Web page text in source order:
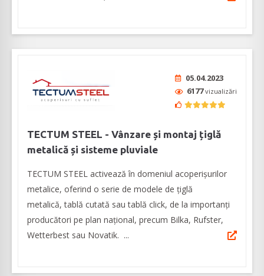
05.04.2023
6177vizualizări
TECTUM STEEL - Vânzare și montaj țiglă
metalică și sisteme pluviale
TECTUM STEEL activează în domeniul acoperișurilor
metalice, oferind o serie de modele de țiglă
metalică, tablă cutată sau tablă click, de la importanți
producători pe plan național, precum Bilka, Rufster,
Wetterbest sau Novatik. ...